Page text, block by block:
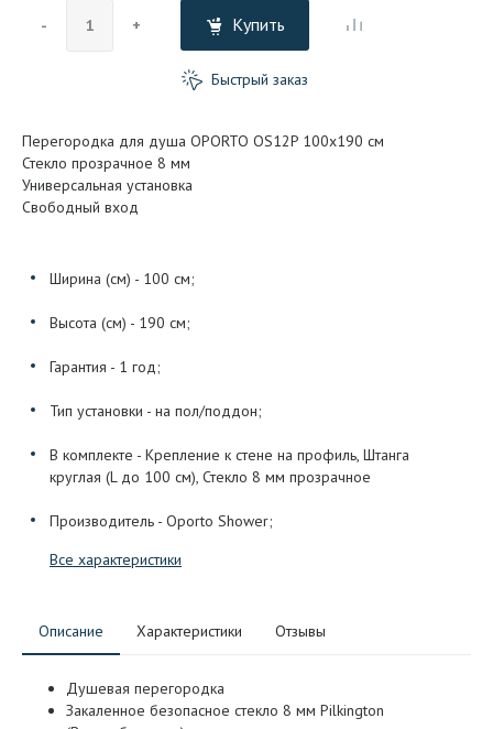
- + Купить
Быстрый заказ
Перегородка для душа OPORTO OS12P 100x190 см
Стекло прозрачное 8 мм
Универсальная установка
Свободный вход
Ширина (см) - 100 см;
Высота (см) - 190 см;
Гарантия - 1 год;
Тип установки - на пол/поддон;
В комплекте - Крепление к стене на профиль, Штанга
круглая (L до 100 см), Стекло 8 мм прозрачное
Производитель - Oporto Shower;
Все характеристики
Описание Характеристики Отзывы
Душевая перегородка
Закаленное безопасное стекло 8 мм Pilkington